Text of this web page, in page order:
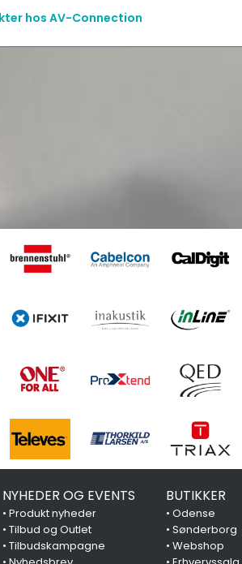
hos AV-Connection
NYHEDER OG EVENTS
• Produkt nyheder
• Tilbud og Outlet
• Tilbudskampagne
BUTIKKER
•Odense
•Sønderborg
•Webshop